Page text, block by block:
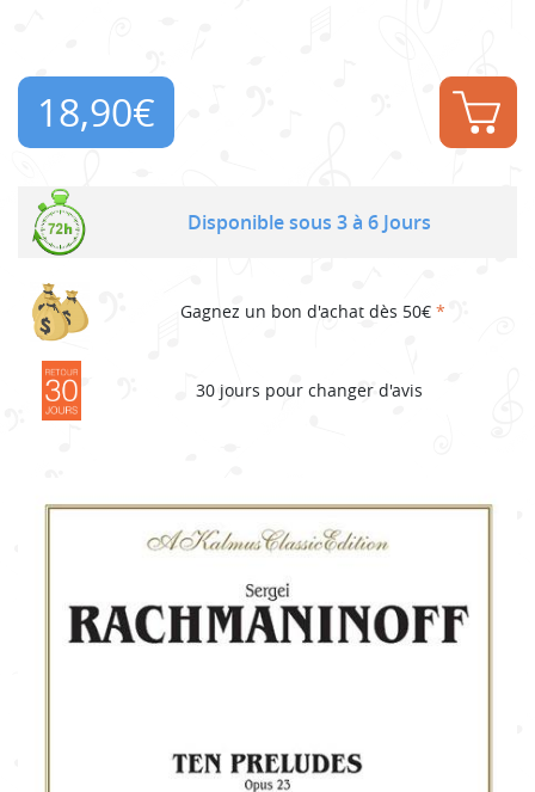
18,90€
Disponible sous 3 à 6 Jours
Gagnez un bon d'achat dès 50€ *
30 jours pour changer d'avis